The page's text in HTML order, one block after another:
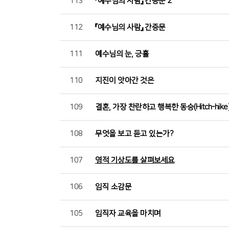
112 『예수님의 사람』 간증문
111 예수님의 눈, 긍휼
110 지진이 앗아간 것은
109 결혼, 가장 찬란하고 행복한 동승(Hitch-
108 무엇을 보고 듣고 있는가?
107 영적 기상도를 살펴보세요
106 임직 소감문
105 임직자 교육을 마치며